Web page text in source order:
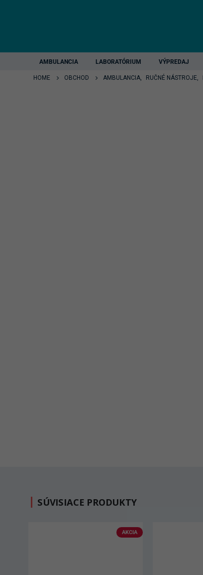
AMBULANCIA LABORATÓRIUM VÝPREDAJ
HOME OBCHOD AMBULANCIA, RUČNÉ NÁSTROJE,
SÚVISIACE PRODUKTY
AKCIA